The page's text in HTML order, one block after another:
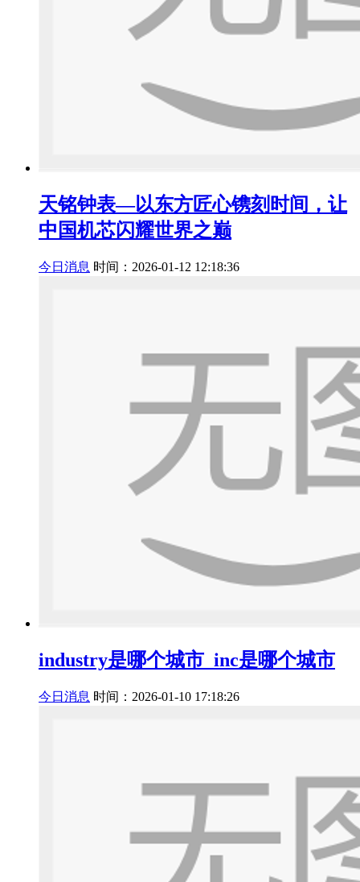
天铭钟表—以东方匠心镌刻时间，让
中国机芯闪耀世界之巅
今日消息 时间：2026-01-12 12:18:36
industry是哪个城市_inc是哪个城市
今日消息 时间：2026-01-10 17:18:26